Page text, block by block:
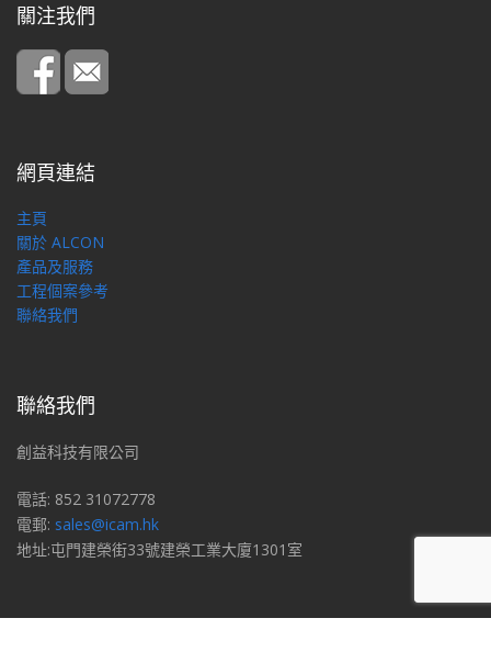
關注我們
網頁連結
主頁
關於 ALCON
產品及服務
工程個案參考
聯絡我們
聯絡我們
創益科技有限公司
電話: 852 31072778
電郵: sales@icam.hk
地址:屯門建榮街33號建榮工業大廈1301室